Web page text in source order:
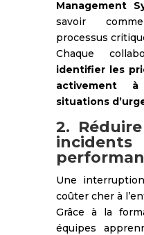
Management
savoir
processus
Chaque
identifier les
activement
situations
2.
Une
coûter cher à
Grâce à la
équipes